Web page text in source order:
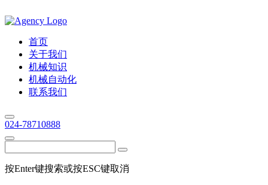
首页
关于我们
机械知识
机械自动化
联系我们
024-78710888
按Enter键搜索或按ESC键取消